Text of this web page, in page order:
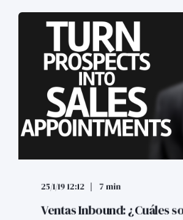
25/1/19 12:12 7 min
Ventas Inbound: ¿Cuáles